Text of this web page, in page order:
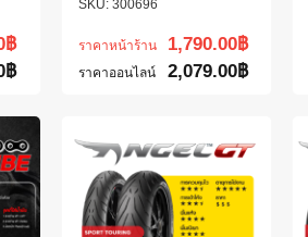
฿
฿
300696
ราคาหน้าร้าน 1,790.00฿
ราคาออนไลน์ 2,079.00฿